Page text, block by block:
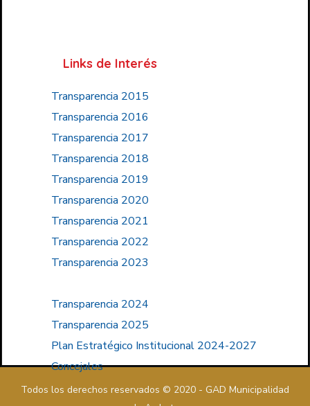
Links de Interés
Transparencia 2015
Transparencia 2016
Transparencia 2017
Transparencia 2018
Transparencia 2019
Transparencia 2020
Transparencia 2021
Transparencia 2022
Transparencia 2023
Transparencia 2024
Transparencia 2025
Plan Estratégico Institucional 2024-2027
Concejales
Todos los derechos reservados © 2020 - GAD Municipalidad